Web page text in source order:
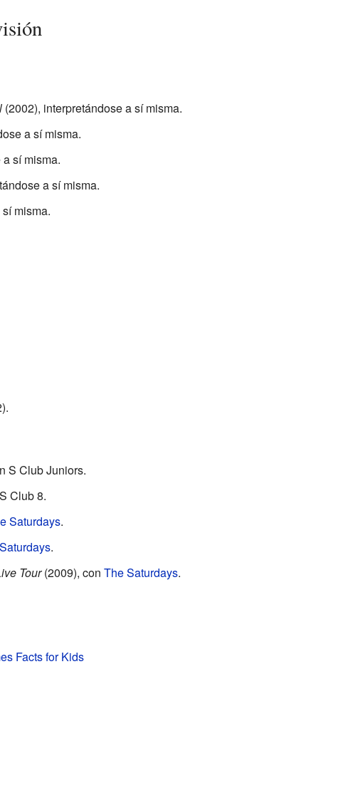
(2002), interpretándose a sí misma.
a sí misma.
sí misma.
a sí misma.
misma.
S Club Juniors.
Club 8.
Saturdays.
.
Tour(2009), con The Saturdays.
Facts for Kids